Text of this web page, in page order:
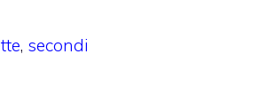
, secondi